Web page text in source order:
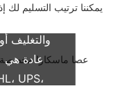
يمكننا ترتيب التسليم
والتغليف
عادة هي